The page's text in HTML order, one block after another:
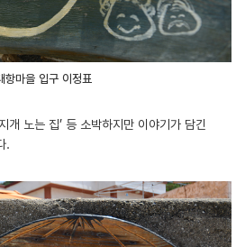
항마을 입구 이정표
개 노는 집’ 등 소박하지만 이야기가 담긴
.